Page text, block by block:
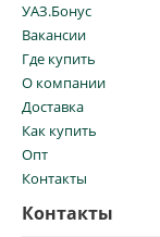
УАЗ.Бонус
Вакансии
Где купить
О компании
Доставка
Как купить
Опт
Контакты
Контакты